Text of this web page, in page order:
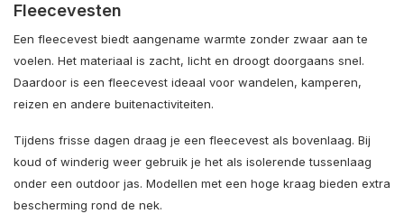
Fleecevesten
Een fleecevest biedt aangename warmte zonder zwaar aan te
voelen. Het materiaal is zacht, licht en droogt doorgaans snel.
Daardoor is een fleecevest ideaal voor wandelen, kamperen,
reizen en andere buitenactiviteiten.
Tijdens frisse dagen draag je een fleecevest als bovenlaag. Bij
koud of winderig weer gebruik je het als isolerende tussenlaag
onder een outdoor jas. Modellen met een hoge kraag bieden extra
bescherming rond de nek.